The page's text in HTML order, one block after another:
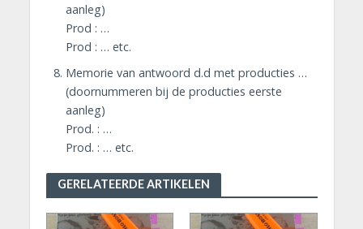
aanleg)
Prod : …
Prod : … etc.
Memorie van antwoord d.d met producties …
(doornummeren bij de producties eerste
aanleg)
Prod. : …
Prod. : … etc.
GERELATEERDE ARTIKELEN